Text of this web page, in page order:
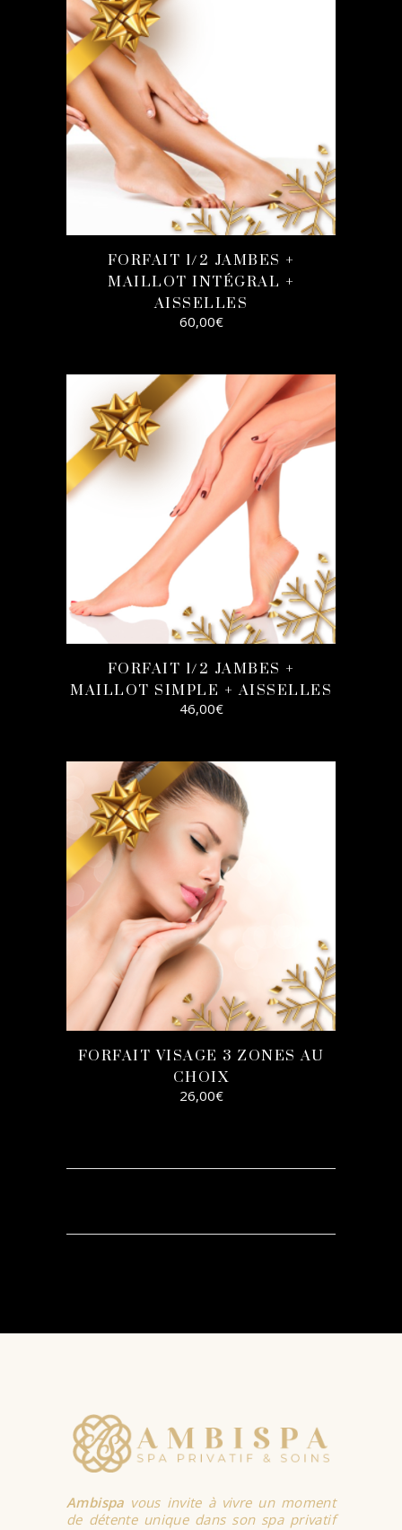
FORFAIT 1/2 JAMBES +
MAILLOT INTÉGRAL +
AISSELLES
60,00€
AJOUTER AU
FORFAIT 1/2 JAMBES +
MAILLOT SIMPLE + AISSELLES
46,00€
AJOUTER AU
PANIER
FORFAIT VISAGE 3 ZONES AU
CHOIX
26,00€
AJOUTER AU
Ambispa vous invite à vivre un moment
de détente unique dans son spa privatif